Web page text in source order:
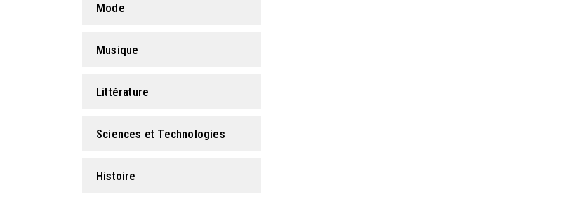
Mode
Musique
Littérature
Sciences et Technologies
Histoire